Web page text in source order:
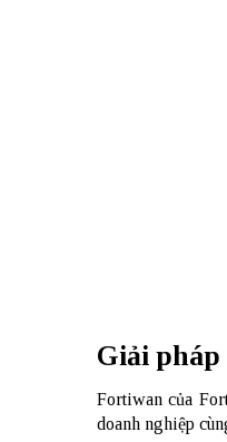
Giải
Fortiwan của
doanh nghiệp